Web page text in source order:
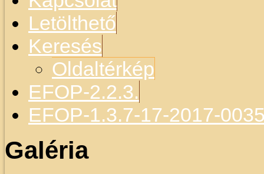
Letölthető
Keresés
Oldaltérkép
EFOP-2.2.3.
EFOP-1.3.7-17-2017-
Galéria